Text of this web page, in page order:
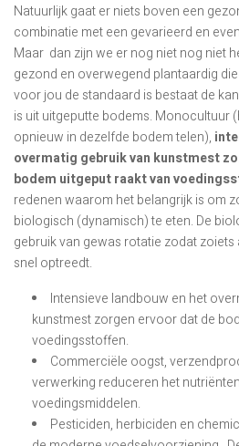
Natuurlijk gaat er niets boven een
combinatie met een gevarieerd en
Maar dan zijn we er nog niet nog niet
gezond en overwegend plantaardig
voor jou de standaard is bestaat de
is uit uitgeputte bodems. Monocultuur
opnieuw in dezelfde bodem telen),
overmatig gebruik van kunstmest
bodem uitgeput raakt van
redenen waarom het belangrijk is om
biologisch (dynamisch) te eten. De
gebruik van gewas rotatie zodat
snel optreedt.
Intensieve landbouw en het
kunstmest zorgen ervoor dat de
voedingsstoffen.
Commerciële oogst,
verwerking reduceren het
voedingsmiddelen.
Pesticiden, herbiciden en